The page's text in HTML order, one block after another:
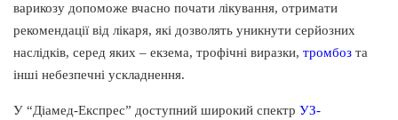
варикозу допоможе вчасно почати лікування, отримати
рекомендації від лікаря, які дозволять уникнути серйозних
наслідків, серед яких – екзема, трофічні виразки, тромбоз та
інші небезпечні ускладнення.
У “Діамед-Експрес” доступний широкий спектр УЗ-